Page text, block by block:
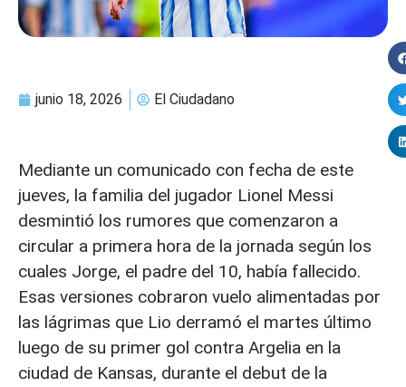
junio 18, 2026 El Ciudadano
Mediante un comunicado con fecha de este
jueves, la familia del jugador Lionel Messi
desmintió los rumores que comenzaron a
circular a primera hora de la jornada según los
cuales Jorge, el padre del 10, había fallecido.
Esas versiones cobraron vuelo alimentadas por
las lágrimas que Lio derramó el martes último
luego de su primer gol contra Argelia en la
ciudad de Kansas, durante el debut de la